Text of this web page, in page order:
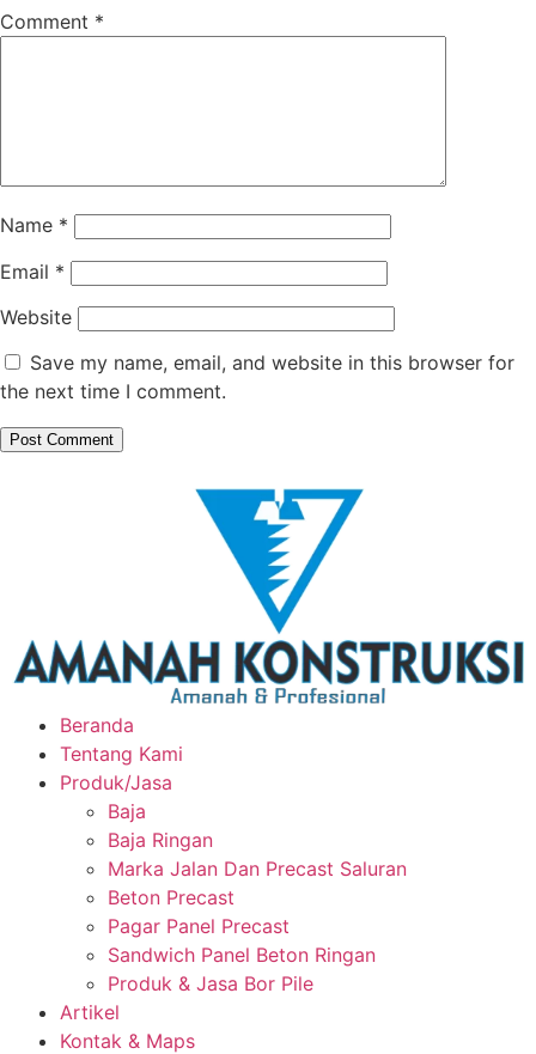
Comment *
Name *
Email *
Website
Save my name, email, and website in this browser for
the next time I comment.
Beranda
Tentang Kami
Produk/Jasa
Baja
Baja Ringan
Marka Jalan Dan Precast Saluran
Beton Precast
Pagar Panel Precast
Sandwich Panel Beton Ringan
Produk & Jasa Bor Pile
Artikel
Kontak & Maps